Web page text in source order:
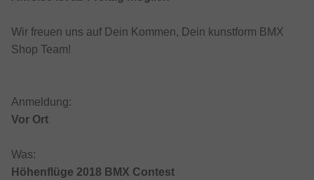
Wir freuen uns auf Dein Kommen, Dein kunstform BMX
Shop Team!
Anmeldung:
Vor Ort
Was:
Höhenflüge 2018 BMX Contest